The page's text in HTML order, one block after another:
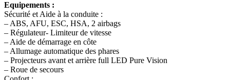
Equipements :
Sécurité et Aide à la conduite :
– ABS, AFU, ESC, HSA, 2 airbags
– Régulateur- Limiteur de vitesse
– Aide de démarrage en côte
– Allumage automatique des phares
– Projecteurs avant et arrière full LED Pure Vision
– Roue de secours